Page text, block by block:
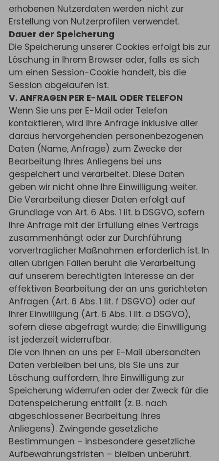
erhobenen Nutzerdaten werden nicht zur
Erstellung von Nutzerprofilen verwendet.
Dauer der Speicherung
Die Speicherung unserer Cookies erfolgt bis zur
Löschung in Ihrem Browser oder, falls es sich
um einen Session-Cookie handelt, bis die
Session abgelaufen ist.
V. ANFRAGEN PER E-MAIL ODER TELEFON
Wenn Sie uns per E-Mail oder Telefon
kontaktieren, wird Ihre Anfrage inklusive aller
daraus hervorgehenden personenbezogenen
Daten (Name, Anfrage) zum Zwecke der
Bearbeitung Ihres Anliegens bei uns
gespeichert und verarbeitet. Diese Daten
geben wir nicht ohne Ihre Einwilligung weiter.
Die Verarbeitung dieser Daten erfolgt auf
Grundlage von Art. 6 Abs. 1 lit. b DSGVO, sofern
Ihre Anfrage mit der Erfüllung eines Vertrags
zusammenhängt oder zur Durchführung
vorvertraglicher Maßnahmen erforderlich ist. In
allen übrigen Fällen beruht die Verarbeitung
auf unserem berechtigten Interesse an der
effektiven Bearbeitung der an uns gerichteten
Anfragen (Art. 6 Abs. 1 lit. f DSGVO) oder auf
Ihrer Einwilligung (Art. 6 Abs. 1 lit. a DSGVO),
sofern diese abgefragt wurde; die Einwilligung
ist jederzeit widerrufbar.
Die von Ihnen an uns per E-Mail übersandten
Daten verbleiben bei uns, bis Sie uns zur
Löschung auffordern, Ihre Einwilligung zur
Speicherung widerrufen oder der Zweck für die
Datenspeicherung entfällt (z. B. nach
abgeschlossener Bearbeitung Ihres
Anliegens). Zwingende gesetzliche
Bestimmungen – insbesondere gesetzliche
Aufbewahrungsfristen – bleiben unberührt.